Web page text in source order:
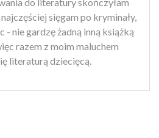
do literatury skończyłam
sięgam po kryminały,
- nie gardzę żadną inną książką
razem z moim maluchem
literaturą dziecięcą.